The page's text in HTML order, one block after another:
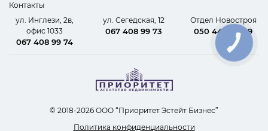
Контакты
ул. Инглези, 2в,
офис 1033
067 408 99 74
ул. Сегедская, 12
067 408 99 73
Отдел Новостроя
050 440 62 09
© 2018-2026 ООО “Приоритет Эстейт Бизнес”
Политика конфиденциальности
КНОПКА
СВЯЗИ